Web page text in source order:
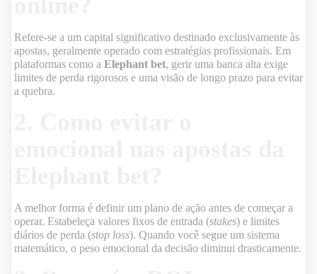
Refere-se a um capital significativo destinado exclusivamente às
apostas, geralmente operado com estratégias profissionais. Em
plataformas como a Elephant bet, gerir uma banca alta exige
limites de perda rigorosos e uma visão de longo prazo para evitar
a quebra.
A melhor forma é definir um plano de ação antes de começar a
operar. Estabeleça valores fixos de entrada (stakes) e limites
diários de perda (stop loss). Quando você segue um sistema
matemático, o peso emocional da decisão diminui drasticamente.